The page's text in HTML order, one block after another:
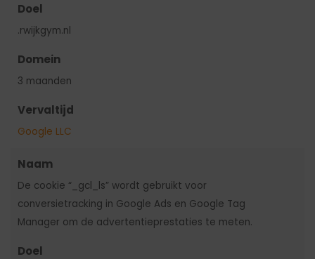
Doel
.rwijkgym.nl
Domein
3 maanden
Vervaltijd
Google LLC
Naam
De cookie “_gcl_ls” wordt gebruikt voor
conversietracking in Google Ads en Google Tag
Manager om de advertentieprestaties te meten.
Doel